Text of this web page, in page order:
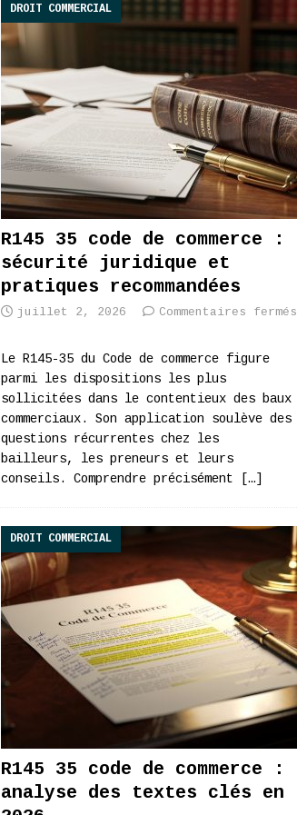
DROIT COMMERCIAL
R145 35 code de commerce :
sécurité juridique et
pratiques recommandées
juillet 2, 2026 Commentaires fermés
Le R145-35 du Code de commerce figure
parmi les dispositions les plus
sollicitées dans le contentieux des baux
commerciaux. Son application soulève des
questions récurrentes chez les
bailleurs, les preneurs et leurs
conseils. Comprendre précisément
[…]
DROIT COMMERCIAL
R145 35 code de commerce :
analyse des textes clés en